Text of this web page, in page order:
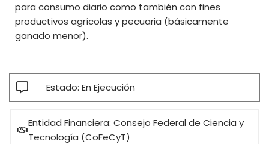
para consumo diario como también con fines
productivos agrícolas y pecuaria (básicamente
ganado menor).
Estado: En Ejecución
Entidad Financiera: Consejo Federal de Ciencia y
Tecnología (CoFeCyT)